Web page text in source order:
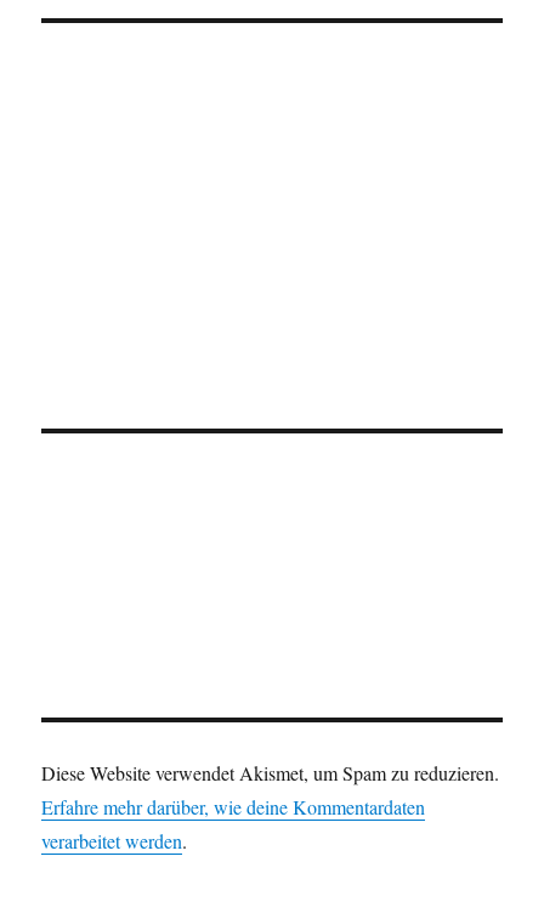
Diese Website verwendet Akismet, um Spam zu reduzieren.
Erfahre mehr darüber, wie deine Kommentardaten
verarbeitet werden.